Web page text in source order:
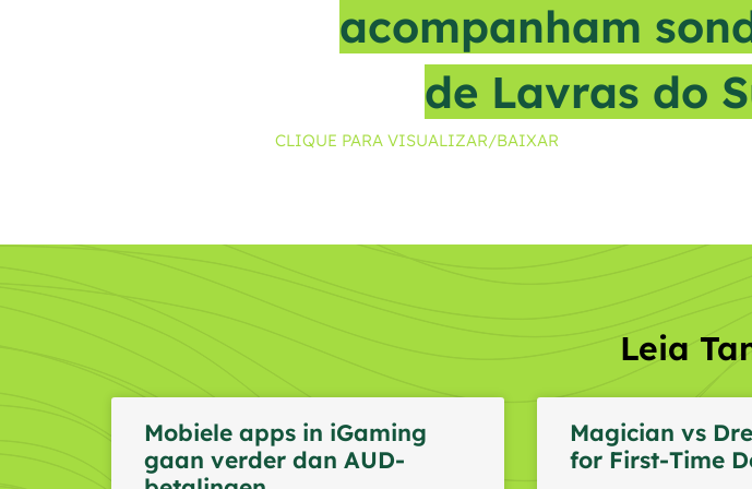
acompanham
de Lavras do
CLIQUE PARA VISUALIZAR/BAIXAR
Leia
Mobiele apps in iGaming
gaan verder dan AUD-
Magician vs
for First-Time